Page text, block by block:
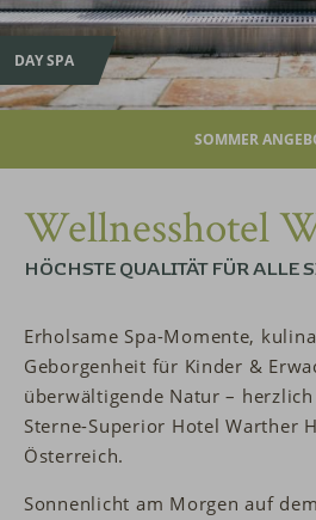
DAY SPA
SOMMER
Wellnesshotel
HÖCHSTE QUALITÄT FÜR ALLE
Erholsame Spa-Momente,
Geborgenheit für Kinder &
überwältigende Natur –
Sterne-Superior Hotel Warther
Österreich.
Sonnenlicht am Morgen auf